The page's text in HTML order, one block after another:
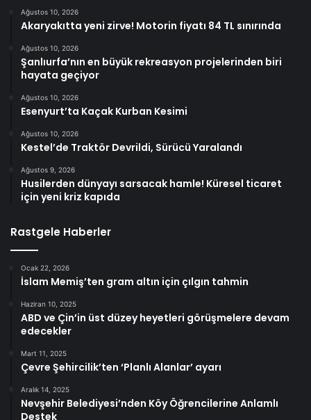
Ağustos 10, 2026
Akaryakıtta yeni zirve! Motorin fiyatı 84 TL sınırında
Ağustos 10, 2026
Şanlıurfa’nın en büyük rekreasyon projelerinden biri
hayata geçiyor
Ağustos 10, 2026
Esenyurt’ta Kaçak Kurban Kesimi
Ağustos 10, 2026
Kestel’de Traktör Devrildi, Sürücü Yaralandı
Ağustos 9, 2026
Husilerden dünyayı sarsacak hamle! Küresel ticaret
için yeni kriz kapıda
Rastgele Haberler
Ocak 22, 2026
İslam Memiş’ten gram altın için çılgın tahmin
Haziran 10, 2025
ABD ve Çin’in üst düzey heyetleri görüşmelere devam
edecekler
Mart 11, 2025
Çevre Şehircilik’ten ‘Planlı Alanlar’ ayarı
Aralık 14, 2025
Nevşehir Belediyesi’nden Köy Öğrencilerine Anlamlı
Destek